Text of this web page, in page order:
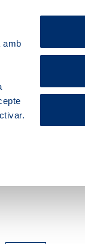
amb
CA
educa i participa